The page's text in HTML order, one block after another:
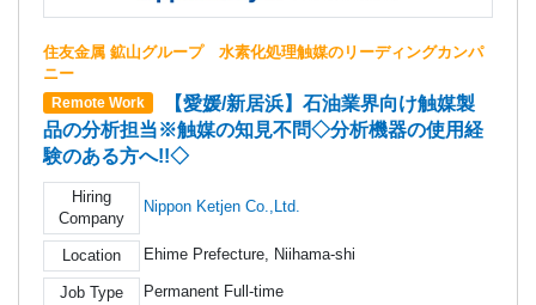
住友金属 鉱山グループ 水素化処理触媒のリーディングカンパ
ニー
Remote Work
【愛媛/新居浜】石油業界向け触媒製
品の分析担当※触媒の知見不問◇分析機器の使用経
験のある方へ!!◇
Hiring
Company
Nippon Ketjen Co.,Ltd.
Location Ehime Prefecture, Niihama-shi
Job Type Permanent Full-time